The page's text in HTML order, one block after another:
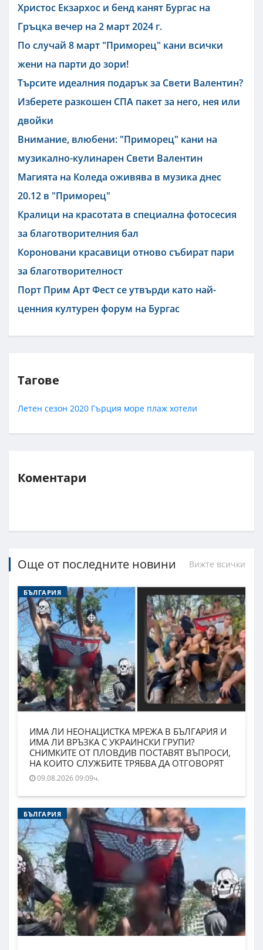
Христос Екзархос и бенд канят Бургас на
Гръцка вечер на 2 март 2024 г.
По случай 8 март "Приморец" кани всички
жени на парти до зори!
Търсите идеалния подарък за Свети Валентин?
Изберете разкошен СПА пакет за него, нея или
двойки
Внимание, влюбени: "Приморец" кани на
музикално-кулинарен Свети Валентин
Магията на Коледа оживява в музика днес
20.12 в "Приморец"
Кралици на красотата в специална фотосесия
за благотворителния бал
Короновани красавици отново събират пари
за благотворителност
Порт Прим Арт Фест се утвърди като най-
ценния културен форум на Бургас
Тагове
Летен сезон 2020 Гърция море плаж хотели
Коментари
Още от последните новини Вижте всички
БЪЛГАРИЯ
ИМА ЛИ НЕОНАЦИСТКА МРЕЖА В БЪЛГАРИЯ И
ИМА ЛИ ВРЪЗКА С УКРАИНСКИ ГРУПИ?
СНИМКИТЕ ОТ ПЛОВДИВ ПОСТАВЯТ ВЪПРОСИ,
НА КОИТО СЛУЖБИТЕ ТРЯБВА ДА ОТГОВОРЯТ
09.08.2026 09:09ч.
БЪЛГАРИЯ